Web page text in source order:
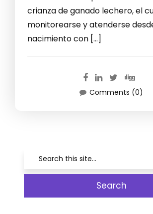
crianza de ganado lechero, el
monitorearse y atenderse
nacimiento con […]
Comments (0)